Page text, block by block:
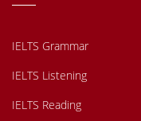
IELTS Grammar
IELTS Listening
IELTS Reading